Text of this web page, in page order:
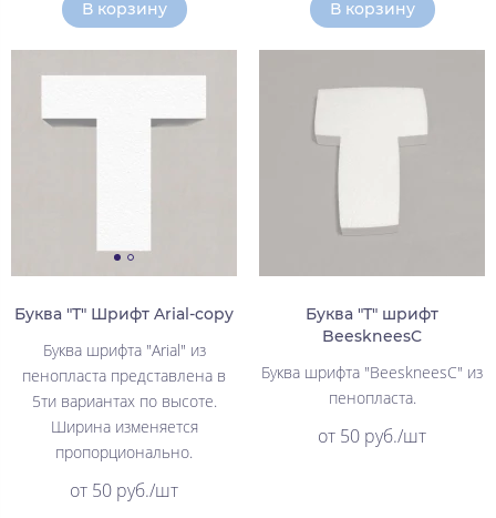
В корзину В корзину
Буква "Т" Шрифт Arial-copy
Буква шрифта "Arial" из
пенопласта представлена в
5ти вариантах по высоте.
Ширина изменяется
пропорционально.
от 50 руб./шт
Буква "Т" шрифт
BeeskneesC
Буква шрифта "BeeskneesC" из
пенопласта.
от 50 руб./шт